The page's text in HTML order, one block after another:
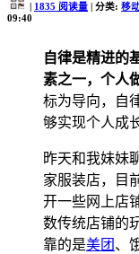
| 1835 阅读量 | 分类: 移
09:40
自律是精进的
素之一，个人
标为导向，自
够实现个人成
昨天和我妹妹
家服装店，目
开一些网上店
数传统店铺的
靠的是美团 、